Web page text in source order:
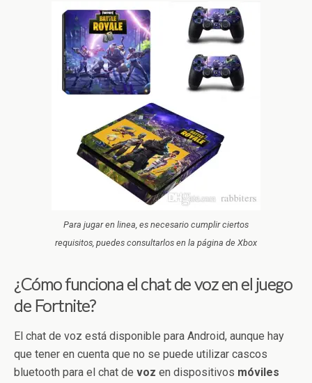
Para jugar en linea, es necesario cumplir ciertos
requisitos, puedes consultarlos en la página de Xbox
¿Cómo funciona el chat de voz en el juego
de Fortnite?
El chat de voz está disponible para Android, aunque hay
que tener en cuenta que no se puede utilizar cascos
bluetooth para el chat de voz en dispositivos móviles